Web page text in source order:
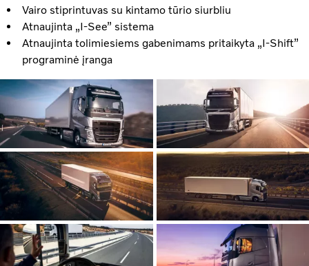
Vairo stiprintuvas su kintamo tūrio siurbliu
Atnaujinta „I-See” sistema
Atnaujinta tolimiesiems gabenimams pritaikyta „I-Shift”
programinė įranga